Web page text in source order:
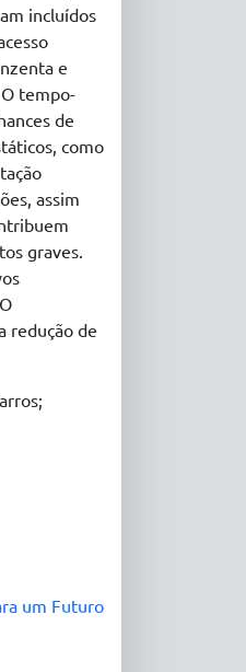
incluídos
e
tempo-
de
como
assim
graves.
redução de
um Futuro